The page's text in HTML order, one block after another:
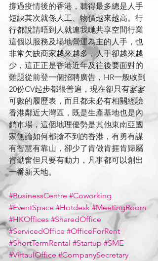
撐過疫情後的香港，聽得最多總是人手
短缺其次就係人工、物價越來越高。行
行都說請唔到人就連我哋共享空間行業
這個以服務及場地營運為主的人手，也
非常欠缺商家越來越多，人手卻越來越
少，這正正是香港近年及往後要面對的
難題從前登一個招聘廣告，HR一般收到
20份CV起步都很普遍，現在卻只有寥寥
可數的履歷表，而且都未必有相關經驗
香港鄰近大灣區，既是生產基地也是內
銷市場，這個地理優勢是其他東南亞國
家無論如何都搶不到的香港，有勇有謀
有智慧有靠山，卻少了肯做肯捱肯歸屬
肯勤奮但只要有動力，凡事都可以創出
一番新天地。
#BusinessCentre #Coworking
#EventSpace #Hotdesk #MeetingRoom
#HKOffices #SharedOffice
#ServicedOffice #OfficeForRent
#ShortTermRental #Startup #SME
#VirtaulOffice #CompanySecretary